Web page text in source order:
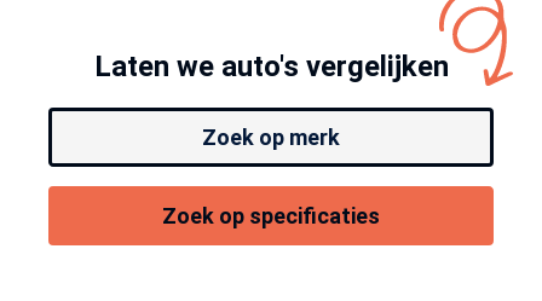
Laten we auto's vergelijken
Zoek op merk
Zoek op specificaties